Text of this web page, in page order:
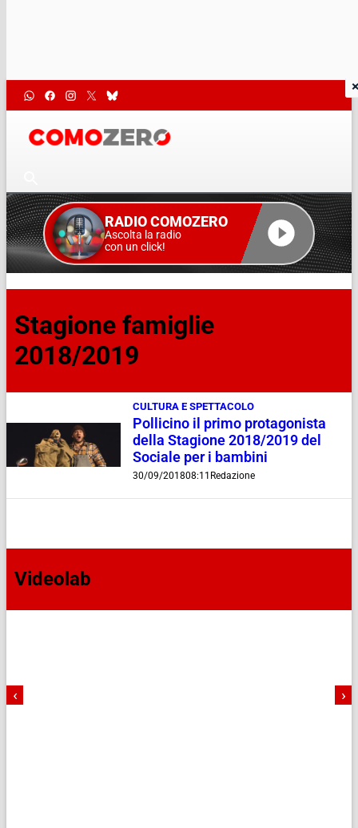
RADIO COMOZERO
Ascolta la radio
con un click!
Stagione famiglie
2018/2019
CULTURA E SPETTACOLO
Pollicino il primo protagonista
della Stagione 2018/2019 del
Sociale per i bambini
30/09/201808:11 Redazione
Videolab
‹ ›